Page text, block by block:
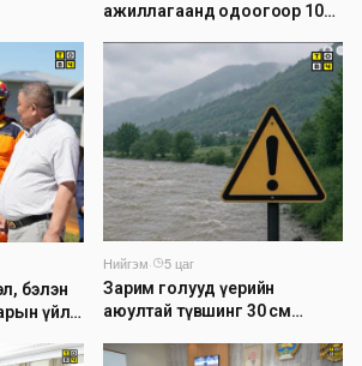
ажиллагаанд одоогоор 1026
бэлэн
үйл
Нийгэм·
5 цаг
Зарим голууд үерийн
аюултай түвшинг 30 см